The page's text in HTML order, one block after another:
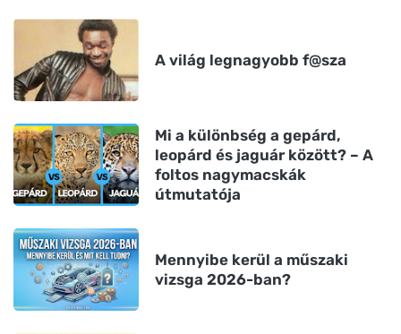
A világ legnagyobb f@sza
Mi a különbség a gepárd,
leopárd és jaguár között? – A
foltos nagymacskák
útmutatója
Mennyibe kerül a műszaki
vizsga 2026-ban?